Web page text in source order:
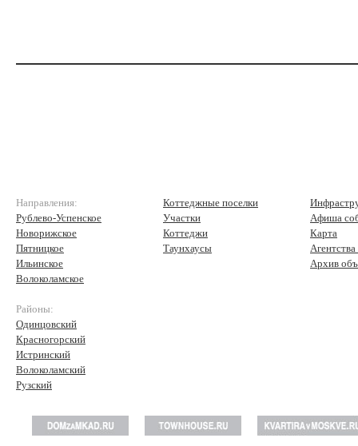
Направления:
Рублево-Успенское
Новорижское
Пятницкое
Ильинское
Волоколамское
Районы:
Одинцовский
Красногорский
Истринский
Волоколамский
Рузский
Коттеджные поселки
Участки
Коттеджи
Таунхаусы
Афиша
Карта
Архив